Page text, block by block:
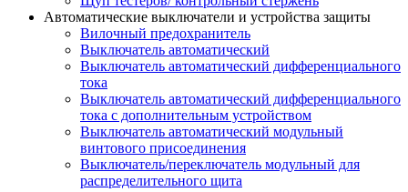
Автоматические выключатели и устройства защиты
Вилочный предохранитель
Выключатель автоматический
Выключатель автоматический дифференциального
тока
Выключатель автоматический дифференциального
тока с дополнительным устройством
Выключатель автоматический модульный
винтового присоединения
Выключатель/переключатель модульный для
распределительного щита